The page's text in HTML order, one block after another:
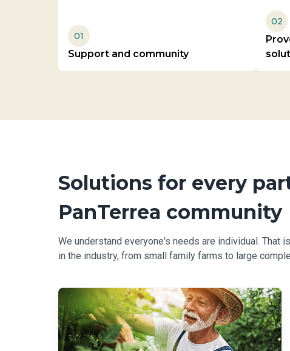
01
Support and community
02
Solutions for every
PanTerrea community
We understand everyone's needs are individual. That
in the industry, from small family farms to large